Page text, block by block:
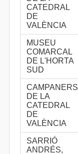
CATEDRAL
DE
VALÈNCIA
MUSEU
COMARCAL
DE L'HORTA
SUD
CAMPANERS
DE LA
CATEDRAL
DE
VALÈNCIA
SARRIÓ
ANDRÉS,